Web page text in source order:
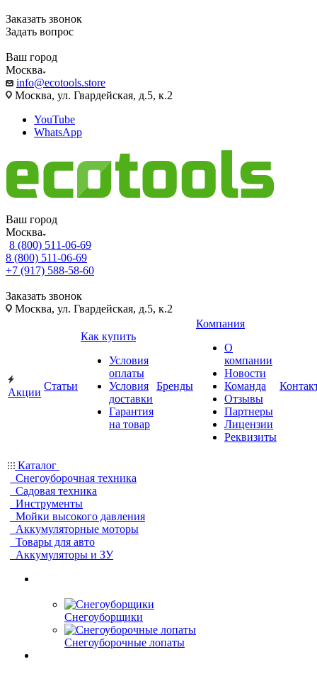
Заказать звонок
Задать вопрос
Ваш город
Москва
info@ecotools.store
Москва, ул. Гвардейская, д.5, к.2
YouTube
WhatsApp
Ваш город
Москва
8 (800) 511-06-69
8 (800) 511-06-69
+7 (917) 588-58-60
Заказать звонок
Москва, ул. Гвардейская, д.5, к.2
Акции
Статьи
Как купить
Условия
оплаты
Условия
доставки
Гарантия
на товар
Бренды
Компания
О
компании
Новости
Команда
Отзывы
Партнеры
Лицензии
Реквизиты
Каталог
Снегоуборочная техника
Садовая техника
Инструменты
Мойки высокого давления
Аккумуляторные моторы
Товары для авто
Аккумуляторы и ЗУ
Снегоуборщики
Снегоуборочные лопаты